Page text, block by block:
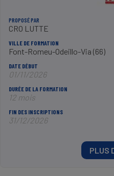
PROPOSÉ PAR
CRO LUTTE
VILLE DE FORMATION
Font-Romeu-Odeillo-Via (66)
DATE DÉBUT
01/11/2026
DURÉE DE LA FORMATION
12 mois
FIN DES INSCRIPTIONS
31/12/2026
PLUS